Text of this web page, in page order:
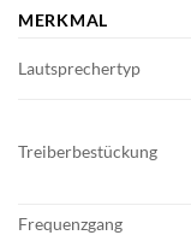
MERKMAL
Lautsprechertyp
Treiberbestückung
Frequenzgang